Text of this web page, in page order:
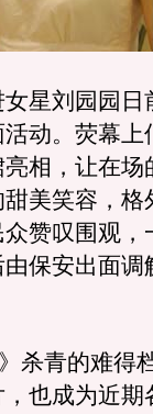
星刘园园日
动。荧幕上
相，让在场
美笑容，格
赞叹围观，
保安出面调
青的难得
也成为近期